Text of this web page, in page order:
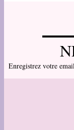
Enregistrez votre